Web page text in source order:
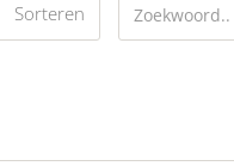
Sorteren